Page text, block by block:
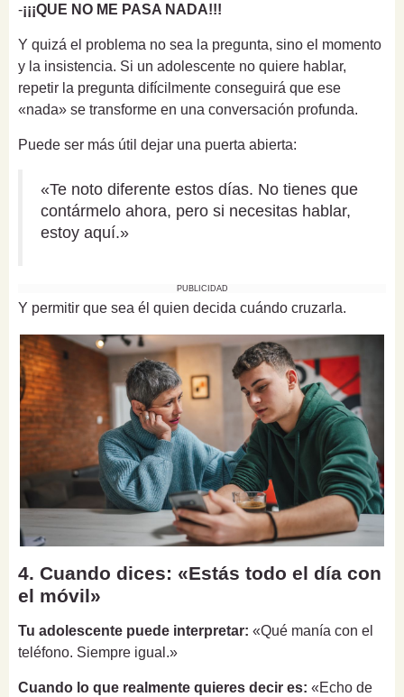
-¡¡¡QUE NO ME PASA NADA!!!
Y quizá el problema no sea la pregunta, sino el momento
y la insistencia. Si un adolescente no quiere hablar,
repetir la pregunta difícilmente conseguirá que ese
«nada» se transforme en una conversación profunda.
Puede ser más útil dejar una puerta abierta:
«Te noto diferente estos días. No tienes que
contármelo ahora, pero si necesitas hablar,
estoy aquí.»
PUBLICIDAD
Y permitir que sea él quien decida cuándo cruzarla.
4. Cuando dices: «Estás todo el día con
el móvil»
Tu adolescente puede interpretar: «Qué manía con el
teléfono. Siempre igual.»
Cuando lo que realmente quieres decir es: «Echo de